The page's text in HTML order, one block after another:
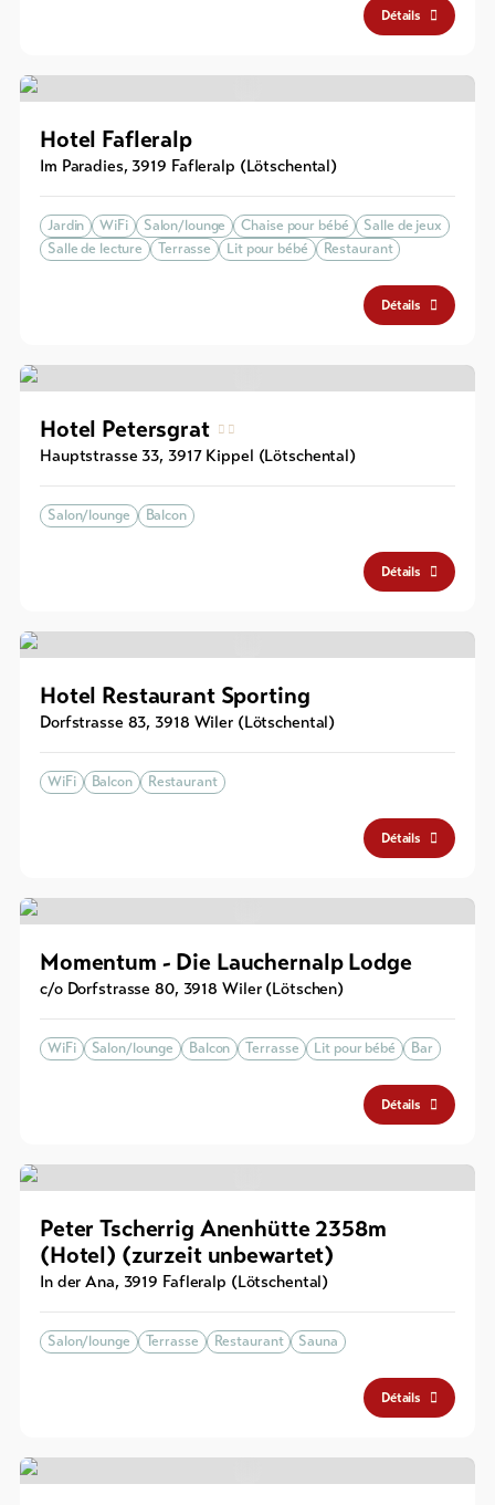
Détails
Hotel Fafleralp
Im Paradies, 3919 Fafleralp (Lötschental)
Jardin WiFi Salon/lounge Chaise pour bébé
Salle de jeux
Salle de lecture
Terrasse Lit pour bébé Restaurant
Détails
Hotel Petersgrat
Hauptstrasse 33, 3917 Kippel (Lötschental)
Salon/lounge Balcon
Détails
Hotel Restaurant Sporting
Dorfstrasse 83, 3918 Wiler (Lötschental)
WiFi Balcon Restaurant
Détails
Momentum - Die Lauchernalp Lodge
c/o Dorfstrasse 80, 3918 Wiler (Lötschen)
WiFi Salon/lounge Balcon Terrasse Lit pour bébé Bar
Détails
Peter Tscherrig Anenhütte 2358m
(Hotel) (zurzeit unbewartet)
In der Ana, 3919 Fafleralp (Lötschental)
Salon/lounge Terrasse Restaurant Sauna
Détails